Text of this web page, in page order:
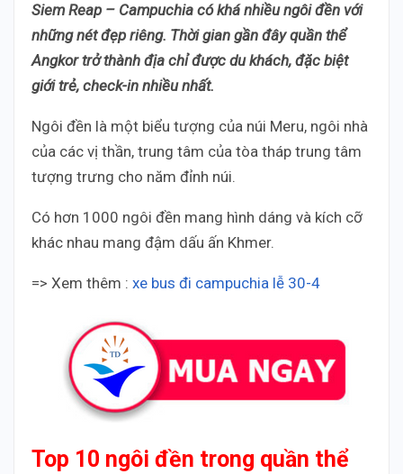
Siem Reap – Campuchia có khá nhiều ngôi đền với
những nét đẹp riêng. Thời gian gần đây quần thể
Angkor trở thành địa chỉ được du khách, đặc biệt
giới trẻ, check-in nhiều nhất.
Ngôi đền là một biểu tượng của núi Meru, ngôi nhà
của các vị thần, trung tâm của tòa tháp trung tâm
tượng trưng cho năm đỉnh núi.
Có hơn 1000 ngôi đền mang hình dáng và kích cỡ
khác nhau mang đậm dấu ấn Khmer.
=> Xem thêm : xe bus đi campuchia lễ 30-4
Top 10 ngôi đền trong quần thể